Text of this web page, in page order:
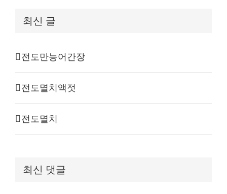
최신 글
전도만능어간장
전도멸치액젓
전도멸치
최신 댓글